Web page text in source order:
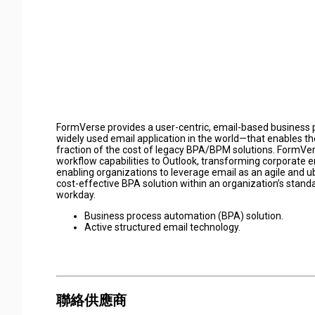
FormVerse provides a user-centric, email-based
widely used email application in the world—that enables
fraction of the cost of legacy BPA/BPM solutions.
workflow capabilities to Outlook, transforming corporate
enabling organizations to leverage email as an agile and
cost-effective BPA solution within an organization’s
workday.
Business process automation (BPA) solution.
Active structured email technology.
聯絡供應商